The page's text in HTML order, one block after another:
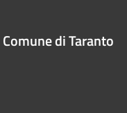
Comune di Taranto